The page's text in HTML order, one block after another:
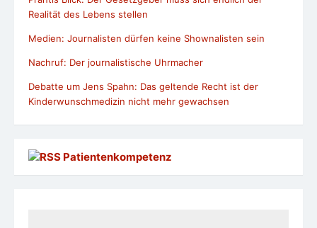
Realität des Lebens stellen
Medien: Journalisten dürfen keine Shownalisten sein
Nachruf: Der journalistische Uhrmacher
Debatte um Jens Spahn: Das geltende Recht ist der
Kinderwunschmedizin nicht mehr gewachsen
Patientenkompetenz